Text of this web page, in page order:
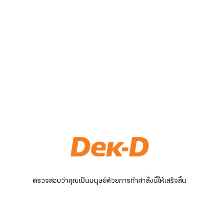
ตรวจสอบว่าคุณเป็นมนุษย์ด้วยการทำคำสั่งนี้ให้เสร็จสิ้น